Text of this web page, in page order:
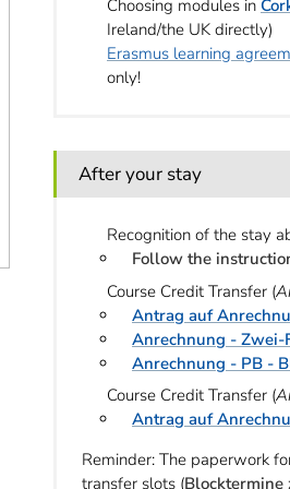
Choosing modules in
Ireland/the UK directly)
Erasmus learning
only!
After your stay
Recognition of the stay
Follow the
Course Credit Transfer (
Antrag auf
Anrechnung - Zwei-
Anrechnung - PB -
Course Credit Transfer (
Antrag auf
Reminder: The paperwork
transfer slots (